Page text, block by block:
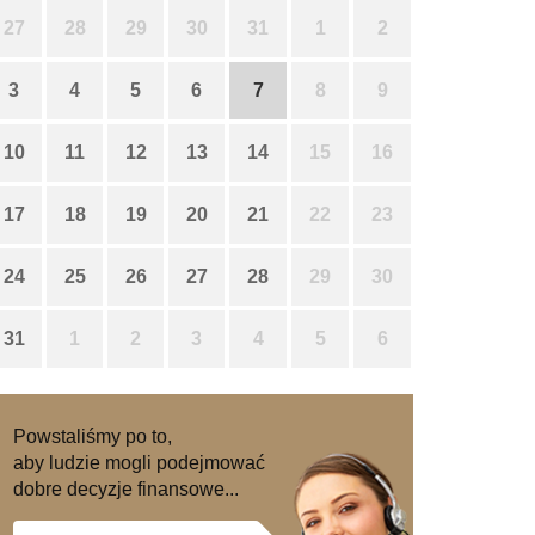
27 28 29 30 31 1 2
3 4 5 6 7 8 9
10 11 12 13 14 15 16
17 18 19 20 21 22 23
24 25 26 27 28 29 30
31 1 2 3 4 5 6
Powstaliśmy po to,
aby ludzie mogli podejmować
dobre decyzje finansowe...